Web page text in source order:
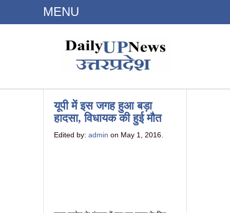
MENU
Dailyupnews.in
यूपी में इस जगह हुआ बड़ा
हादसा, विधायक की हुई मौत
Edited by: admin on May 1, 2016.